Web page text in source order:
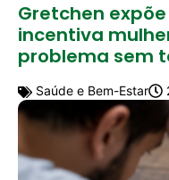
Gretchen
incentiva
problema sem
Saúde e Bem-Estar